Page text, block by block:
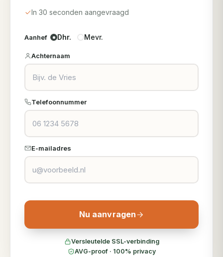
In 30 seconden aangevraagd
Aanhef Dhr. Mevr.
Achternaam
Telefoonnummer
E-mailadres
Nu aanvragen
Versleutelde SSL-verbinding
AVG-proof · 100% privacy